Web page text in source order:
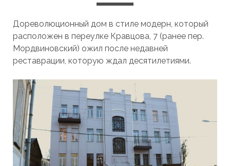
Дореволюционный дом в стиле модерн, который
расположен в переулке Кравцова, 7 (ранее пер.
Мордвиновский) ожил после недавней
реставрации, которую ждал десятилетиями.